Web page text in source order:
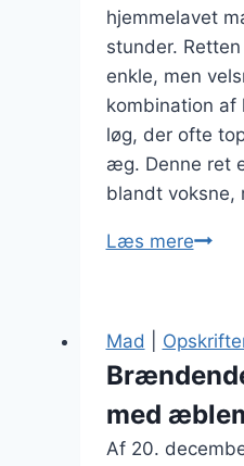
hjemmelavet
stunder.
enkle, men
kombination
løg, der ofte
æg. Denne ret
blandt voksne,
Læs mere
æg:
hurtig
Mad
med
Af 20.